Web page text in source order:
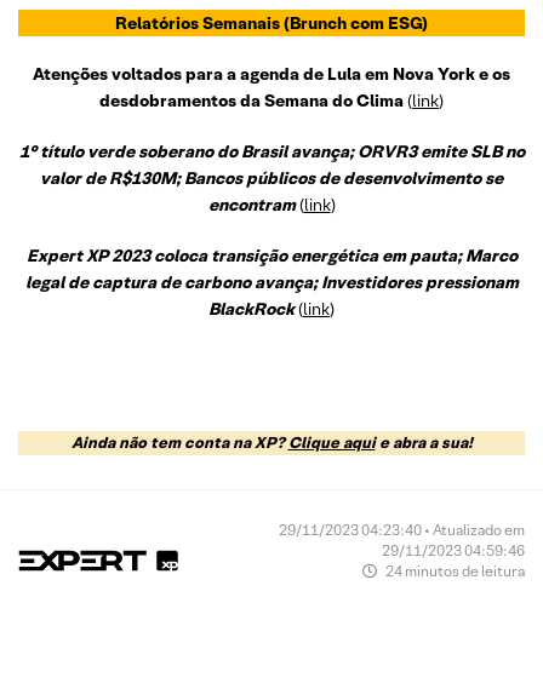
Relatórios Semanais(Brunch com ESG)
Atenções voltados para a agenda de Lula em Nova York e os
desdobramentos da Semana do Clima(link)
1° título verde soberano do Brasil avança; ORVR3 emite SLB no
valor de R$130M; Bancos públicos de desenvolvimento se
encontram(link)
Expert XP 2023 coloca transição energética em pauta; Marco
legal de captura de carbono avança; Investidores pressionam
BlackRock(link)
Ainda não tem conta na XP?Clique aquie abra a sua!
29/11/2023 04:23:40 • Atualizado em
29/11/2023 04:59:46
24 minutos de leitura